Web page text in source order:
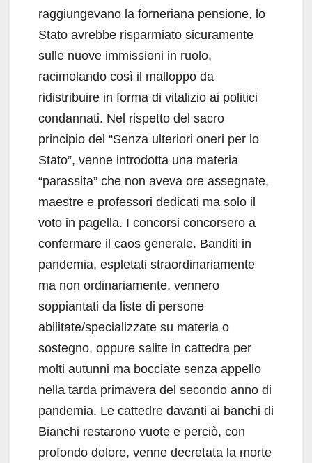
raggiungevano la forneriana pensione, lo
Stato avrebbe risparmiato sicuramente
sulle nuove immissioni in ruolo,
racimolando così il malloppo da
ridistribuire in forma di vitalizio ai politici
condannati. Nel rispetto del sacro
principio del “Senza ulteriori oneri per lo
Stato”, venne introdotta una materia
“parassita” che non aveva ore assegnate,
maestre e professori dedicati ma solo il
voto in pagella. I concorsi concorsero a
confermare il caos generale. Banditi in
pandemia, espletati straordinariamente
ma non ordinariamente, vennero
soppiantati da liste di persone
abilitate/specializzate su materia o
sostegno, oppure salite in cattedra per
molti autunni ma bocciate senza appello
nella tarda primavera del secondo anno di
pandemia. Le cattedre davanti ai banchi di
Bianchi restarono vuote e perciò, con
profondo dolore, venne decretata la morte